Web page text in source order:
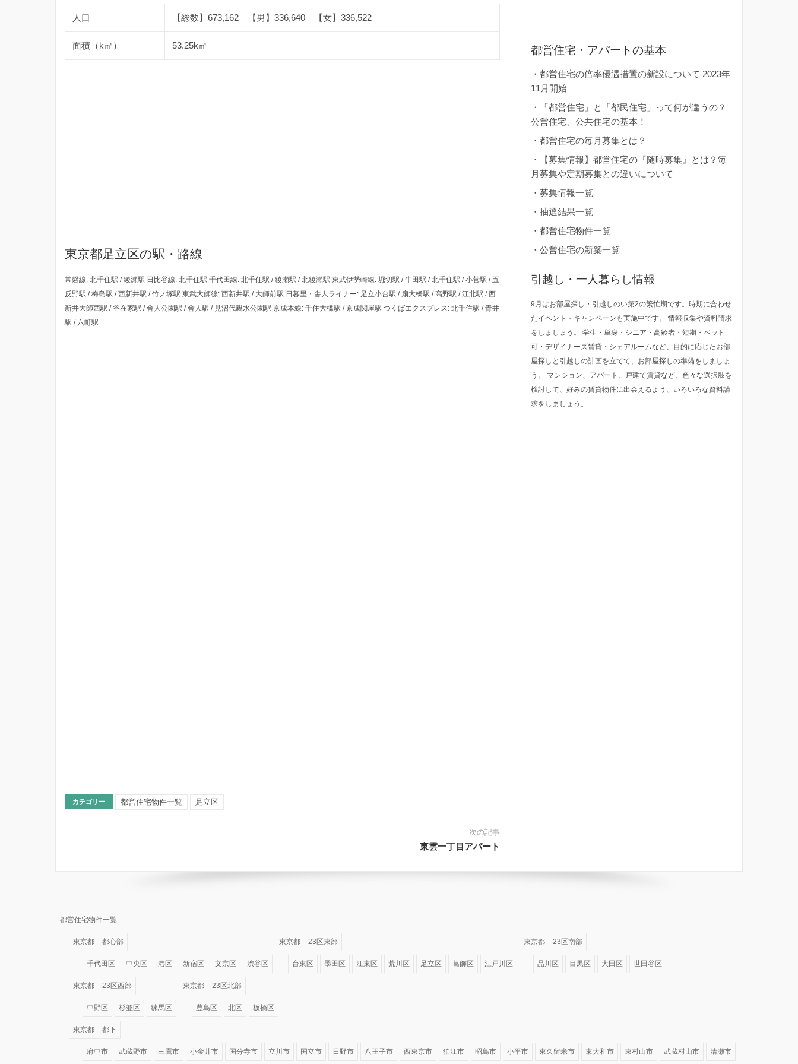
人口 【総数】673,162 【男】336,640 【女】336,522
面積（k㎡） 53.25k㎡
東京都足立区の駅・路線
常磐線: 北千住駅 / 綾瀬駅 日比谷線: 北千住駅 千代田線: 北千住駅 / 綾瀬駅 / 北綾瀬駅 東武伊勢崎線: 堀切駅 / 牛田駅 / 北千住駅 / 小菅駅 / 五
反野駅 / 梅島駅 / 西新井駅 / 竹ノ塚駅 東武大師線: 西新井駅 / 大師前駅 日暮里・舎人ライナー: 足立小台駅 / 扇大橋駅 / 高野駅 / 江北駅 / 西
新井大師西駅 / 谷在家駅 / 舎人公園駅 / 舎人駅 / 見沼代親水公園駅 京成本線: 千住大橋駅 / 京成関屋駅 つくばエクスプレス: 北千住駅 / 青井
駅 / 六町駅
カテゴリー 都営住宅物件一覧 足立区
次の記事
東雲一丁目アパート
都営住宅・アパートの基本
・都営住宅の倍率優遇措置の新設について 2023年
11月開始
・
「都営住宅」と「都民住宅」って何が違うの？
公営住宅、公共住宅の基本！
・都営住宅の毎月募集とは？
・
【募集情報】都営住宅の『随時募集』とは？毎
月募集や定期募集との違いについて
・募集情報一覧
・抽選結果一覧
・都営住宅物件一覧
・公営住宅の新築一覧
引越し・一人暮らし情報
9月はお部屋探し・引越しのい第2の繁忙期です。時期に合わせ
たイベント・キャンペーンも実施中です。 情報収集や資料請求
をしましょう。 学生・単身・シニア・高齢者・短期・ペット
可・デザイナーズ賃貸・シェアルームなど、目的に応じたお部
屋探しと引越しの計画を立てて、お部屋探しの準備をしましょ
う。 マンション、アパート、戸建て賃貸など、色々な選択肢を
検討して、好みの賃貸物件に出会えるよう、いろいろな資料請
求をしましょう。
都営住宅物件一覧
東京都 – 都心部
千代田区 中央区 港区 新宿区 文京区 渋谷区
東京都 – 23区東部
台東区 墨田区 江東区 荒川区 足立区 葛飾区 江戸川区
東京都 – 23区南部
品川区 目黒区 大田区 世田谷区
東京都 – 23区西部
中野区 杉並区 練馬区
東京都 – 23区北部
豊島区 北区 板橋区
東京都 – 都下
府中市 武蔵野市 三鷹市 小金井市 国分寺市 立川市 国立市 日野市 八王子市 西東京市 狛江市 昭島市 小平市 東久留米市 東大和市 東村山市 武蔵村山市 清瀬市